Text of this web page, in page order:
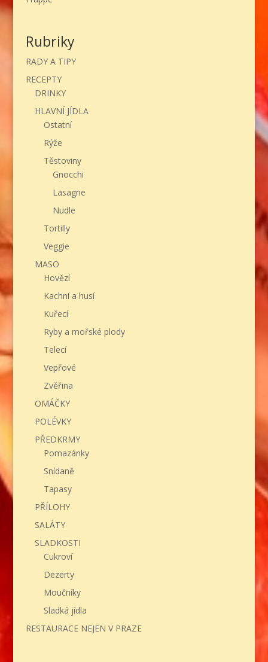
Rubriky
RADY A TIPY
RECEPTY
DRINKY
HLAVNÍ JÍDLA
Ostatní
Rýže
Těstoviny
Gnocchi
Lasagne
Nudle
Tortilly
Veggie
MASO
Hovězí
Kachní a husí
Kuřecí
Ryby a mořské plody
Telecí
Vepřové
Zvěřina
OMÁČKY
POLÉVKY
PŘEDKRMY
Pomazánky
Snídaně
Tapasy
PŘÍLOHY
SALÁTY
SLADKOSTI
Cukroví
Dezerty
Moučníky
Sladká jídla
RESTAURACE NEJEN V PRAZE